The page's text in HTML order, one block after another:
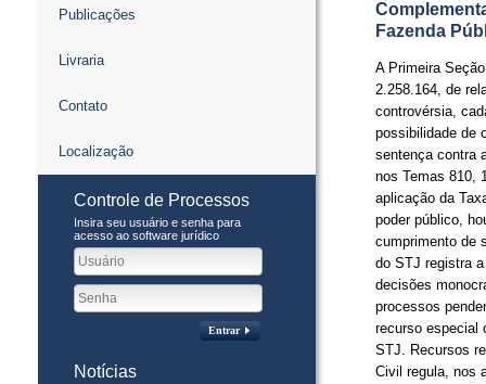
Publicações
Livraria
Contato
Localização
Controle de Processos
Insira seu usuário e senha para
acesso ao software jurídico
Entrar
Notícias
Fazenda
A Primeira
2.258.164, de
controvérsia,
possibilidade de
sentença contra
nos Temas 810,
aplicação da
poder público,
cumprimento de
do STJ registra
decisões
processos
recurso especial
STJ. Recursos
Civil regula, nos